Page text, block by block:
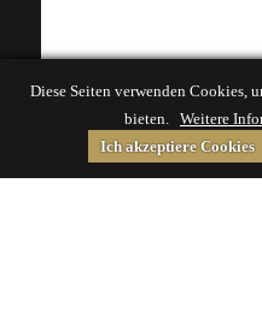
Diese Seiten verwenden Cookies,
bieten. Weitere
Ich akzeptiere Cookies